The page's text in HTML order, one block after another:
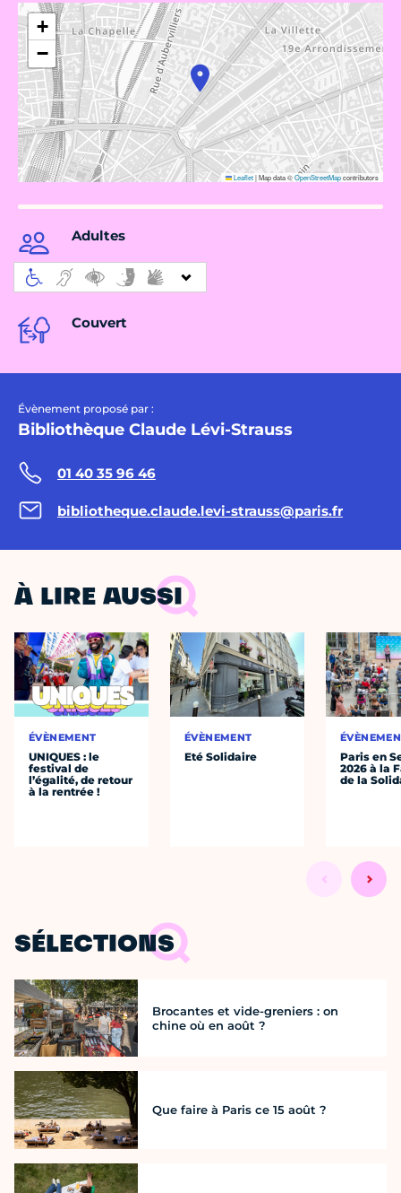
+
−
Leaflet|Map data ©OpenStreetMapcontributors
Adultes
Couvert
Évènement proposé par :
Bibliothèque Claude Lévi-Strauss
01 40 35 96 46
bibliotheque.claude.levi-strauss@paris.fr
À LIRE AUSSI
ÉVÈNEMENT
UNIQUES : le
festival de
l’égalité, de retour
à la rentrée !
ÉVÈNEMENT
Eté Solidaire
Paris en
2026 à la
de la
SÉLECTIONS
Brocantes et vide-greniers : on
chine où en août ?
Que faire à Paris ce 15 août ?